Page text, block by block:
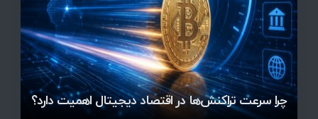
چرا سرعت تراکنش‌ها در اقتصاد دیجیتال اهمیت دارد؟
آخرین وضعیت بازار رمزارزها در جهان / مهم‌ترین
تهدید بیت‌کوین مشخص شد
اتفاق تاریخی در بازار رمزارزها / بیت‌کوین سبز شد
قیمت تتر، بیت‌کوین و اتریوم امروز دوشنبه ۵ مرداد
۱۴۰۵ | بیت‌کوین این مرز را از دست بدهد، همه‌چیز
تغییر می‌کند
رقابت پنهان دولت‌ها بر سر بیت‌کوین/ ۱۰ کشور برتر
کدامند؟
اتفاق مهم در بازار رمزارزها / بیت‌کوین وارد فاز تازه شد
تازه‌ترین رسوایی ارز دیجیتال؛ شکایت میلیاردی روی
میز / ۶۲۲ بیت‌کوین کجا رفت؟
بحران بدهی شرکت‌ها و خطر فروش اجباری میلیاردها
دلار بیت‌کوین